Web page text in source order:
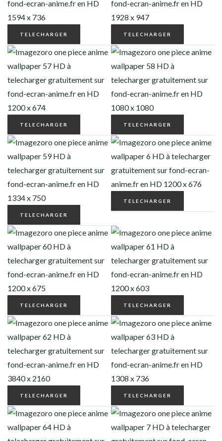
TELECHARGER TELECHARGER
TELECHARGER TELECHARGER
TELECHARGER
TELECHARGER
TELECHARGER TELECHARGER
TELECHARGER TELECHARGER